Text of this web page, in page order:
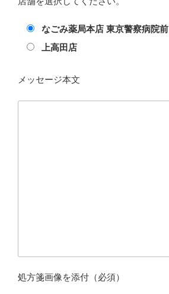
なごみ薬局本店 東京警察病院前
上高田店
メッセージ本文
処方箋画像を添付（必須）